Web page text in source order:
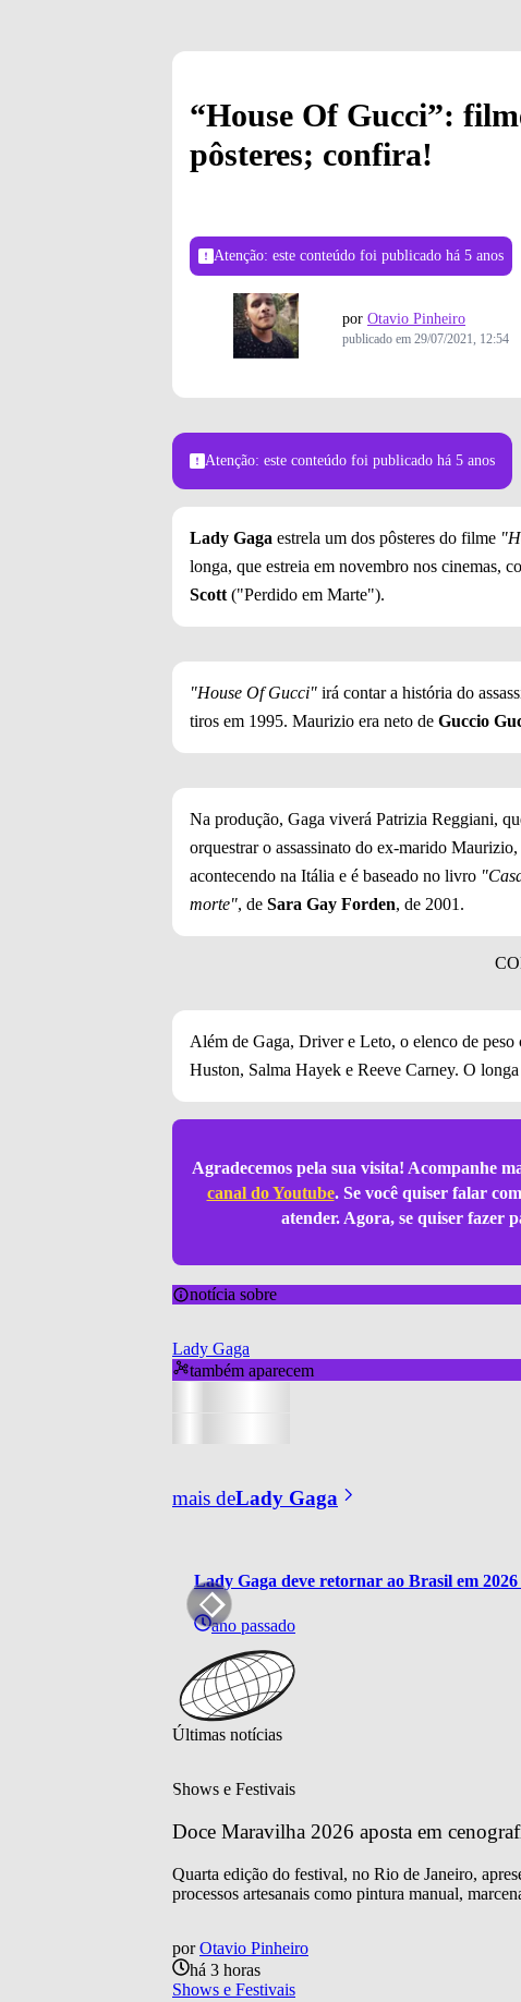
“House Of Gucci”:
pôsteres; confira!
Atenção: este conteúdo foi publicado há 5 anos
por Otavio Pinheiro
publicado em 29/07/2021, 12:54
Atenção: este conteúdo foi publicado há 5 anos
Lady Gaga estrela um dos pôsteres do filme
longa, que estreia em novembro nos cinemas,
Scott ("Perdido em Marte").
"House Of Gucci" irá contar a história do
tiros em 1995. Maurizio era neto de Guccio
Na produção, Gaga viverá Patrizia Reggiani,
orquestrar o assassinato do ex-marido Maurizio,
acontecendo na Itália e é baseado no livro
morte", de Sara Gay Forden, de 2001.
Além de Gaga, Driver e Leto, o elenco de
Huston, Salma Hayek e Reeve Carney. O
Agradecemos pela sua visita! Acompanhe
canal do Youtube. Se você quiser falar
atender. Agora, se quiser fazer
notícia sobre
Lady Gaga
também aparecem
mais deLady Gaga
Lady Gaga deve retornar ao Brasil em
ano passado
Últimas notícias
Shows e Festivais
Doce Maravilha 2026 aposta em
Quarta edição do festival, no Rio de Janeiro,
processos artesanais como pintura manual,
por Otavio Pinheiro
há 3 horas
Shows e Festivais